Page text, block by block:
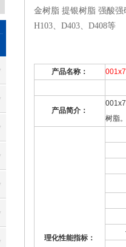
金树脂 提银树脂 强酸强
H103、D403、D408等
产品名称：
产品简介：
树脂
理化性能指标：